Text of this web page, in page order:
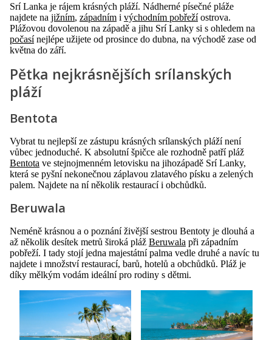
Srí Lanka je rájem krásných pláží. Nádherné písečné pláže
najdete na jižním, západním i východním pobřežíostrova.
Plážovou dovolenou na západě a jihu Srí Lanky si s ohledem na
počasínejlépe užijete od prosince do dubna, na východě zase od
května do září.
Pětka nejkrásnějších srílanských
pláží
Bentota
Vybrat tu nejlepší ze zástupu krásných srílanských pláží není
vůbec jednoduché. K absolutní špičce ale rozhodně patří pláž
Bentota ve stejnojmenném letovisku na jihozápadě Srí Lanky,
která se pyšní nekonečnou záplavou zlatavého písku a zelených
palem. Najdete na ní několik restaurací i obchůdků.
Beruwala
Neméně krásnou a o poznání živější sestrou Bentoty je dlouhá a
až několik desítek metrů široká pláž Beruwala při západním
pobřeží. I tady stojí jedna majestátní palma vedle druhé a navíc tu
najdete i množství restaurací, barů, hotelů a obchůdků. Pláž je
díky mělkým vodám ideální pro rodiny s dětmi.